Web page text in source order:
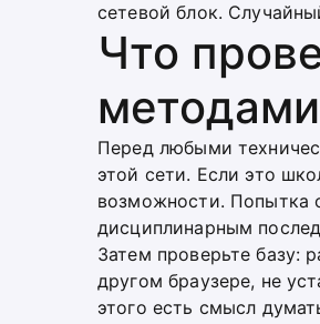
сетевой блок.
Что
методами
Перед любыми
этой сети. Если это
возможности. Попытка
дисциплинарным
Затем проверьте базу:
другом браузере, не
этого есть смысл